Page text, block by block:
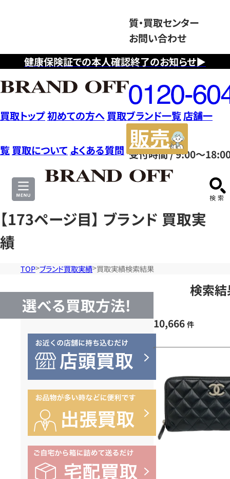
健康保険証での本人確認終了のお知らせ▶
質・買取センター
お問い合わせ
フ
リ
ー
ダ
イ
ヤ
ル
0120604117
受付時間 / 9:00～
買取トップ初めての方へ 買取ブランド一覧店舗一
覧 買取について よくある質問
サ
【173ページ目】 ブランド 買取実
績
TOP ブランド買取実績 買取実績検索結果
選べる買取方法!
検索
10,666 件